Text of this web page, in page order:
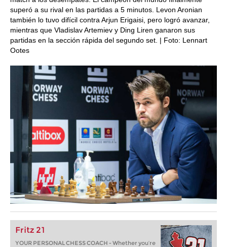
superó a su rival en las partidas a 5 minutos. Levon Aronian
también lo tuvo difícil contra Arjun Erigaisi, pero logró avanzar,
mientras que Vladislav Artemiev y Ding Liren ganaron sus
partidas en la sección rápida del segundo set. | Foto: Lennart
Ootes
Fritz 21
YOUR PERSONAL CHESS COACH - Whether you’re